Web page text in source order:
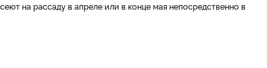
на рассаду в апреле или в конце мая непосредственно в